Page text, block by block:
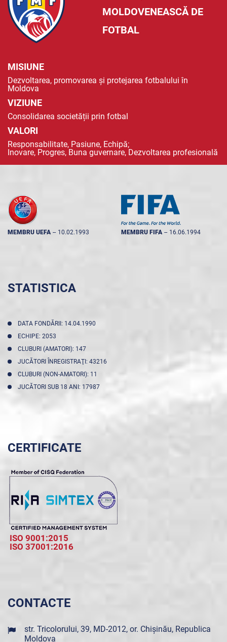
MOLDOVENEASCĂ DE
FOTBAL
MISIUNE
Dezvoltarea, promovarea și protejarea fotbalului în
Moldova
VIZIUNE
Consolidarea societății prin fotbal
VALORI
Responsabilitate, Pasiune, Echipă;
Inovare, Progres, Buna guvernare, Dezvoltarea profesională
MEMBRU UEFA -- 10.02.1993 MEMBRU FIFA -- 16.06.1994
STATISTICA
DATA FONDĂRII: 14.04.1990
ECHIPE: 2053
CLUBURI (AMATORI): 147
JUCĂTORI ÎNREGISTRAŢI: 43216
CLUBURI (NON-AMATORI): 11
JUCĂTORI SUB 18 ANI: 17987
CERTIFICATE
ISO 9001:2015
ISO 37001:2016
CONTACTE
str. Tricolorului, 39, MD-2012, or. Chișinău, Republica
Moldova